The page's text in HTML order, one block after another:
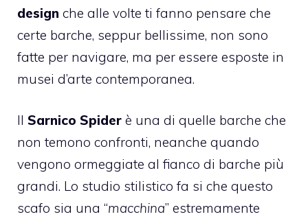
design che alle volte ti fanno pensare che
certe barche, seppur bellissime, non sono
fatte per navigare, ma per essere esposte in
musei d’arte contemporanea.
Il Sarnico Spider è una di quelle barche che
non temono confronti, neanche quando
vengono ormeggiate al fianco di barche più
grandi. Lo studio stilistico fa si che questo
scafo sia una “macchina” estremamente